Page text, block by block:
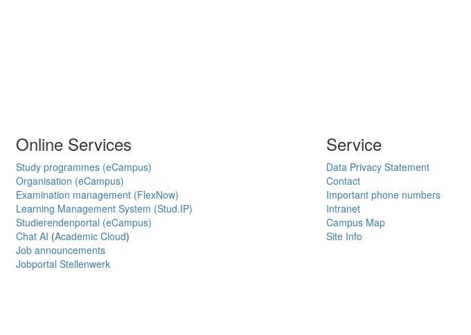
Online Services
Study programmes (eCampus)
Organisation (eCampus)
Examination management (FlexNow)
Learning Management System (Stud.IP)
Studierendenportal (eCampus)
Chat AI (Academic Cloud)
Job announcements
Jobportal Stellenwerk
Service
Data Privacy Statement
Contact
Important phone numbers
Intranet
Campus Map
Site Info